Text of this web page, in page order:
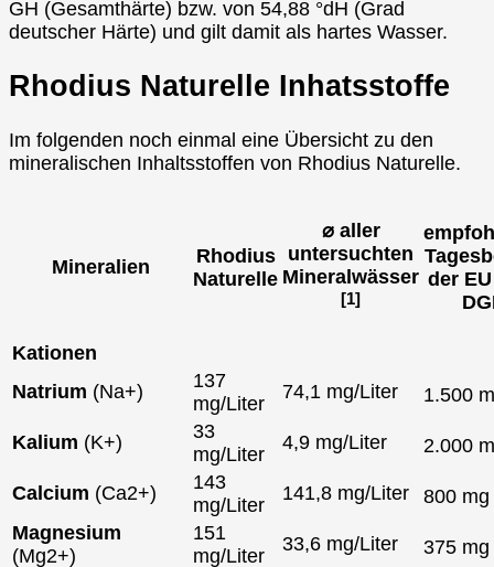
GH (Gesamthärte) bzw. von 54,88 °dH (Grad
deutscher Härte) und gilt damit als hartes Wasser.
Rhodius Naturelle Inhatsstoffe
Im folgenden noch einmal eine Übersicht zu den
mineralischen Inhaltsstoffen von Rhodius Naturelle.
Mineralien
Rhodius
Naturelle
⌀ aller
untersuchten
Mineralwässer
[1]
der
Kationen
Natrium (Na+)
137
mg/Liter
74,1 mg/Liter 1.500
Kalium (K+)
33
mg/Liter
4,9 mg/Liter 2.000
Calcium (Ca2+)
143
mg/Liter
141,8 mg/Liter
800 mg
Magnesium
(Mg2+)
151
mg/Liter
33,6 mg/Liter
375 mg